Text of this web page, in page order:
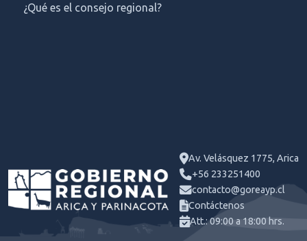
¿Qué es el consejo regional?
Av. Velásquez 1775, Arica
+56 233251400
contacto@goreayp.cl
Contáctenos
Att.: 09:00 a 18:00 hrs.